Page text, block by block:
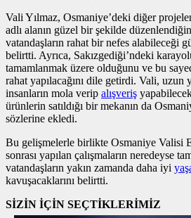
Vali Yılmaz, Osmaniye’deki diğer
adlı alanın güzel bir şekilde
vatandaşların rahat bir nefes alabileceği
belirtti. Ayrıca, Sakızgediği’ndeki
tamamlanmak üzere olduğunu ve bu
rahat yapılacağını dile getirdi. Vali, uzun
insanların mola verip alışveriş
ürünlerin satıldığı bir mekanın da
sözlerine ekledi.
Bu gelişmelerle birlikte Osmaniye Valisi
sonrası yapılan çalışmaların neredeyse
vatandaşların yakın zamanda daha iyi
kavuşacaklarını belirtti.
SİZİN İÇİN SEÇTİKLERİMİZ